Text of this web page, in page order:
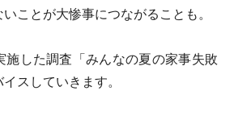
ことが大惨事につながることも。
施した調査「みんなの夏の家事失敗
スしていきます。